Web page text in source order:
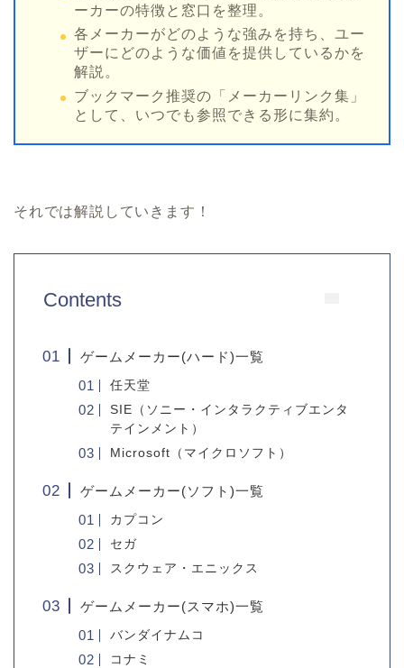
ーカーの特徴と窓口を整理。
各メーカーがどのような強みを持ち、ユー
ザーにどのような価値を提供しているかを
解説。
ブックマーク推奨の「メーカーリンク集」
として、いつでも参照できる形に集約。
それでは解説していきます！
Contents
ゲームメーカー(ハード)一覧
任天堂
SIE（ソニー・インタラクティブエンタ
テインメント）
Microsoft（マイクロソフト）
ゲームメーカー(ソフト)一覧
カプコン
セガ
スクウェア・エニックス
ゲームメーカー(スマホ)一覧
バンダイナムコ
コナミ